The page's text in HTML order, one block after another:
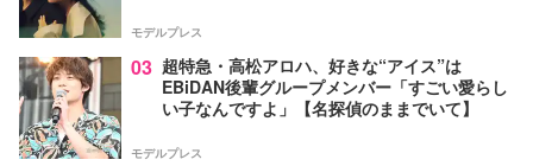
モデルプレス
03 超特急・高松アロハ、好きな“アイス”は
EBiDAN後輩グループメンバー「すごい愛らし
い子なんですよ」【名探偵のままでいて】
モデルプレス